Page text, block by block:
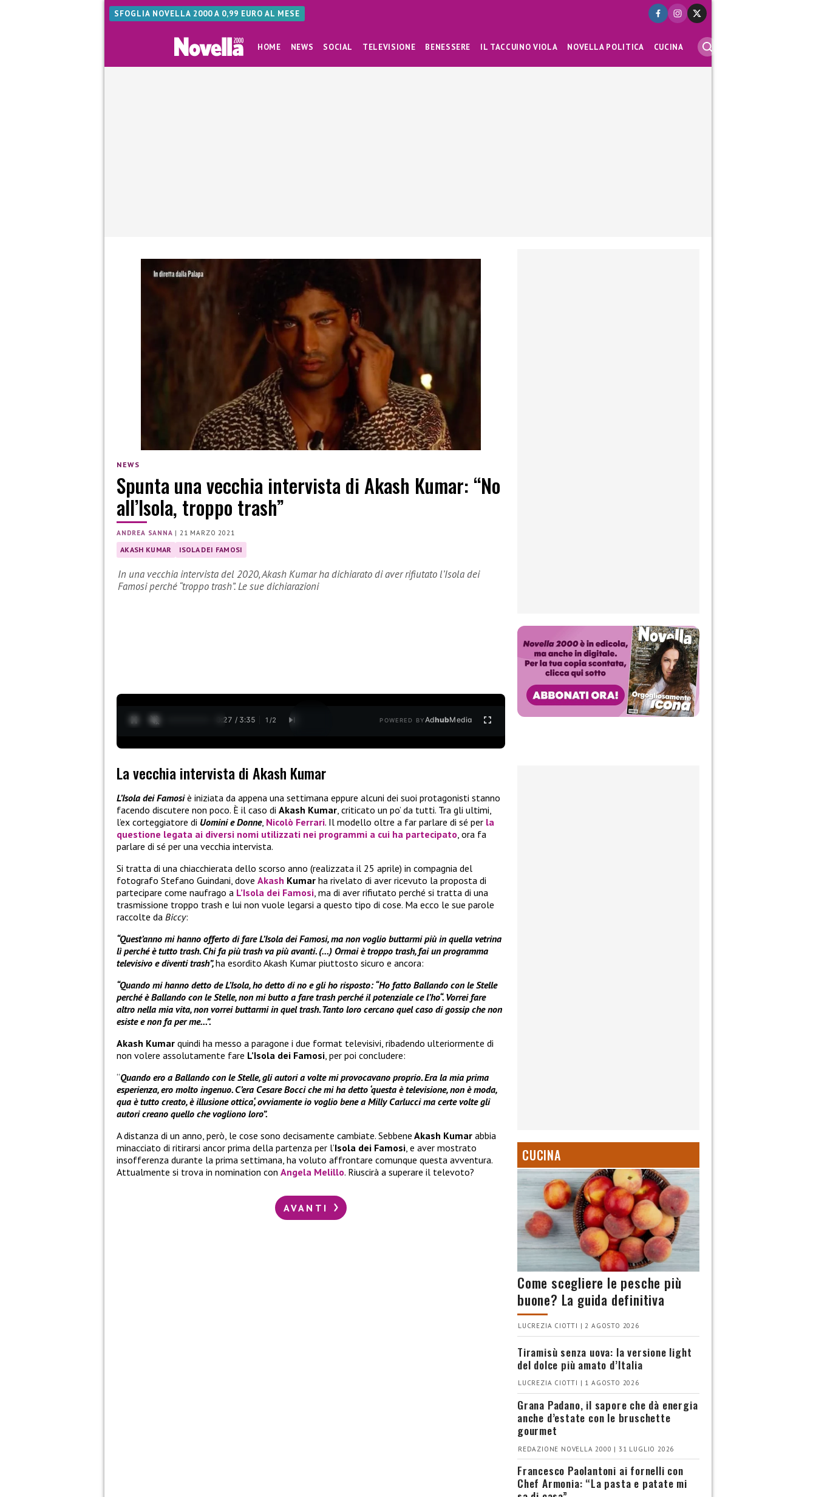
SFOGLIA NOVELLA 2000 A 0,99 EURO AL MESE
HOME NEWS SOCIAL TELEVISIONE BENESSERE IL TACCUINO VIOLA NOVELLA POLITICA CUCINA
NEWS
Spunta una vecchia intervista di Akash Kumar: “No
all’Isola, troppo trash”
ANDREA SANNA |21 MARZO 2021
AKASH KUMAR ISOLA DEI FAMOSI
In una vecchia intervista del 2020, Akash Kumar ha dichiarato di aver rifiutato l’Isola dei
Famosi perché “troppo trash”. Le sue dichiarazioni
0:28 / 3:35 1 /2 POWERED BYAdhubMedia
La vecchia intervista di Akash Kumar
L’Isola dei Famosiè iniziata da appena una settimana eppure alcuni dei suoi protagonisti stanno
facendo discutere non poco. È il caso di Akash Kumar, criticato un po’ da tutti. Tra gli ultimi,
l’ex corteggiatore di Uomini e Donne, Nicolò Ferrari. Il modello oltre a far parlare di sé per la
questione legata ai diversi nomi utilizzati nei programmi a cui ha partecipato, ora fa
parlare di sé per una vecchia intervista.
Si tratta di una chiacchierata dello scorso anno (realizzata il 25 aprile) in compagnia del
fotografo Stefano Guindani, dove Akash Kumar ha rivelato di aver ricevuto la proposta di
partecipare come naufrago a L’Isola dei Famosi, ma di aver rifiutato perché si tratta di una
trasmissione troppo trash e lui non vuole legarsi a questo tipo di cose. Ma ecco le sue parole
raccolte da Biccy:
“Quest’anno mi hanno offerto di fare L’Isola dei Famosi, ma non voglio buttarmi più in quella vetrina
lì perché è tutto trash. Chi fa più trash va più avanti. (…) Ormai è troppo trash, fai un programma
televisivo e diventi trash”,ha esordito Akash Kumar piuttosto sicuro e ancora:
“Quando mi hanno detto de L’Isola, ho detto di no e gli ho risposto: “Ho fatto Ballando con le Stelle
perché è Ballando con le Stelle, non mi butto a fare trash perché il potenziale ce l’ho“. Vorrei fare
altro nella mia vita, non vorrei buttarmi in quel trash. Tanto loro cercano quel caso di gossip che non
esiste e non fa per me…”.
Akash Kumar quindi ha messo a paragone i due format televisivi, ribadendo ulteriormente di
non volere assolutamente fare L’Isola dei Famosi, per poi concludere:
“Quando ero a Ballando con le Stelle, gli autori a volte mi provocavano proprio. Era la mia prima
esperienza, ero molto ingenuo. C’era Cesare Bocci che mi ha detto ‘questa è televisione, non è moda,
qua è tutto creato, è illusione ottica‘, ovviamente io voglio bene a Milly Carlucci ma certe volte gli
autori creano quello che vogliono loro”.
A distanza di un anno, però, le cose sono decisamente cambiate. Sebbene Akash Kumar abbia
minacciato di ritirarsi ancor prima della partenza per l’Isola dei Famosi, e aver mostrato
insofferenza durante la prima settimana, ha voluto affrontare comunque questa avventura.
Attualmente si trova in nomination con Angela Melillo. Riuscirà a superare il televoto?
AVANTI
CUCINA
Come scegliere le pesche più
buone? La guida definitiva
LUCREZIA CIOTTI | 2 AGOSTO 2026
Tiramisù senza uova: la versione light
del dolce più amato d’Italia
LUCREZIA CIOTTI | 1 AGOSTO 2026
Grana Padano, il sapore che dà energia
anche d’estate con le bruschette
gourmet
REDAZIONE NOVELLA 2000 | 31 LUGLIO 2026
Francesco Paolantoni ai fornelli con
Chef Armonia: “La pasta e patate mi